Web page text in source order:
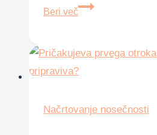
Beri več
Zlata
mi
le
željo
Načrtovanje nosečnosti